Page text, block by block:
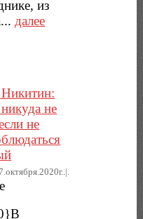
из
далее
не
не
7.октября.2020г..|.